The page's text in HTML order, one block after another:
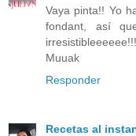
Vaya pinta!! Yo
fondant, así
irresistibleeeeee!!!
Muuak
Responder
Recetas al